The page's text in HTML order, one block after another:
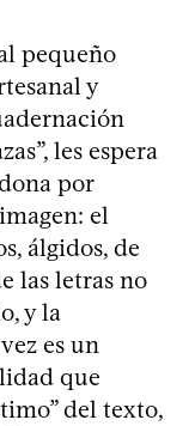
pequeño
y
les espera
por
el
álgidos, de
las letras no
y la
es un
que
del texto,